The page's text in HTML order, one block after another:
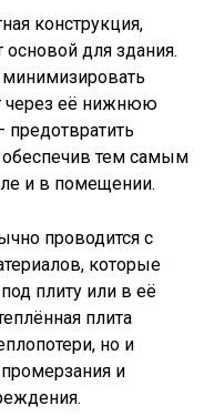
конструкция,
основой для здания.
минимизировать
через её нижнюю
предотвратить
обеспечив тем самым
и в помещении.
проводится с
которые
плиту или в её
плита
но и
и